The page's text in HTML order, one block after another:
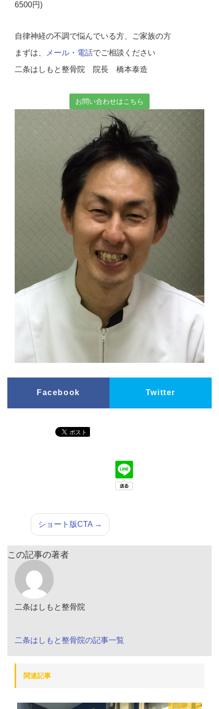
6500円)
​自律神経の不調で悩んでいる方、ご家族の方
まずは、
メール ・ 電話でご相談ください
二条はしもと整骨院 院長 橋本泰造
お問い合わせはこちら
Facebook Twitter
ショート版CTA →
この記事の著者
二条はしもと整骨院
二条はしもと整骨院の記事一覧
関連記事